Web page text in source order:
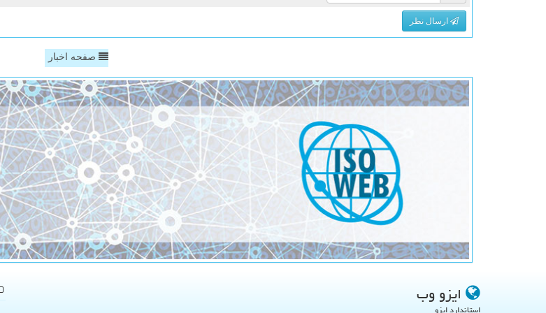
ارسال نظر
صفحه اخبار
ایزو وب